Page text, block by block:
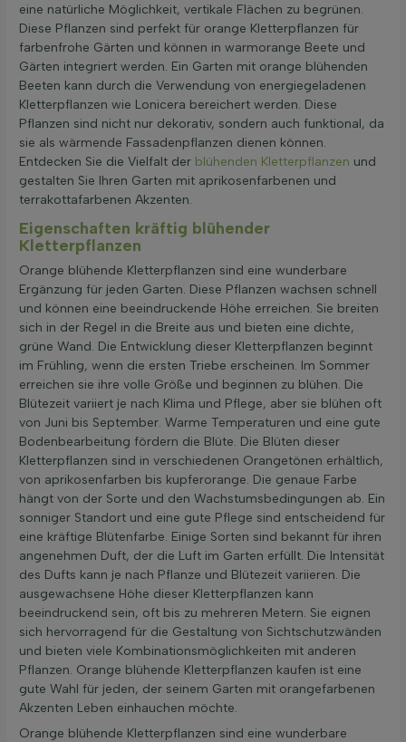
eine natürliche Möglichkeit, vertikale Flächen zu begrünen.
Diese Pflanzen sind perfekt für orange Kletterpflanzen für
farbenfrohe Gärten und können in warmorange Beete und
Gärten integriert werden. Ein Garten mit orange blühenden
Beeten kann durch die Verwendung von energiegeladenen
Kletterpflanzen wie Lonicera bereichert werden. Diese
Pflanzen sind nicht nur dekorativ, sondern auch funktional, da
sie als wärmende Fassadenpflanzen dienen können.
Entdecken Sie die Vielfalt der blühenden Kletterpflanzen und
gestalten Sie Ihren Garten mit aprikosenfarbenen und
terrakottafarbenen Akzenten.
Eigenschaften kräftig blühender
Kletterpflanzen
Orange blühende Kletterpflanzen sind eine wunderbare
Ergänzung für jeden Garten. Diese Pflanzen wachsen schnell
und können eine beeindruckende Höhe erreichen. Sie breiten
sich in der Regel in die Breite aus und bieten eine dichte,
grüne Wand. Die Entwicklung dieser Kletterpflanzen beginnt
im Frühling, wenn die ersten Triebe erscheinen. Im Sommer
erreichen sie ihre volle Größe und beginnen zu blühen. Die
Blütezeit variiert je nach Klima und Pflege, aber sie blühen oft
von Juni bis September. Warme Temperaturen und eine gute
Bodenbearbeitung fördern die Blüte. Die Blüten dieser
Kletterpflanzen sind in verschiedenen Orangetönen erhältlich,
von aprikosenfarben bis kupferorange. Die genaue Farbe
hängt von der Sorte und den Wachstumsbedingungen ab. Ein
sonniger Standort und eine gute Pflege sind entscheidend für
eine kräftige Blütenfarbe. Einige Sorten sind bekannt für ihren
angenehmen Duft, der die Luft im Garten erfüllt. Die Intensität
des Dufts kann je nach Pflanze und Blütezeit variieren. Die
ausgewachsene Höhe dieser Kletterpflanzen kann
beeindruckend sein, oft bis zu mehreren Metern. Sie eignen
sich hervorragend für die Gestaltung von Sichtschutzwänden
und bieten viele Kombinationsmöglichkeiten mit anderen
Pflanzen. Orange blühende Kletterpflanzen kaufen ist eine
gute Wahl für jeden, der seinem Garten mit orangefarbenen
Akzenten Leben einhauchen möchte.
Orange blühende Kletterpflanzen sind eine wunderbare